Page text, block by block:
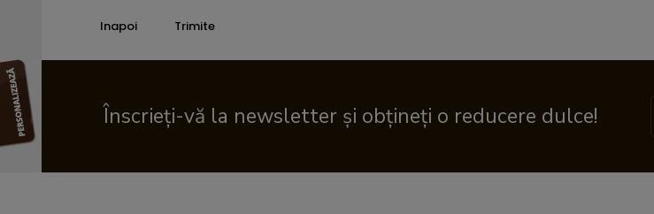
Înscrieți-vă la newsletter și obțineți o reducere dulce!